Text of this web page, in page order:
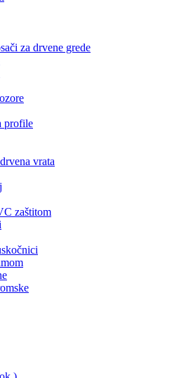
za drvene grede
profile
vrata
zaštitom